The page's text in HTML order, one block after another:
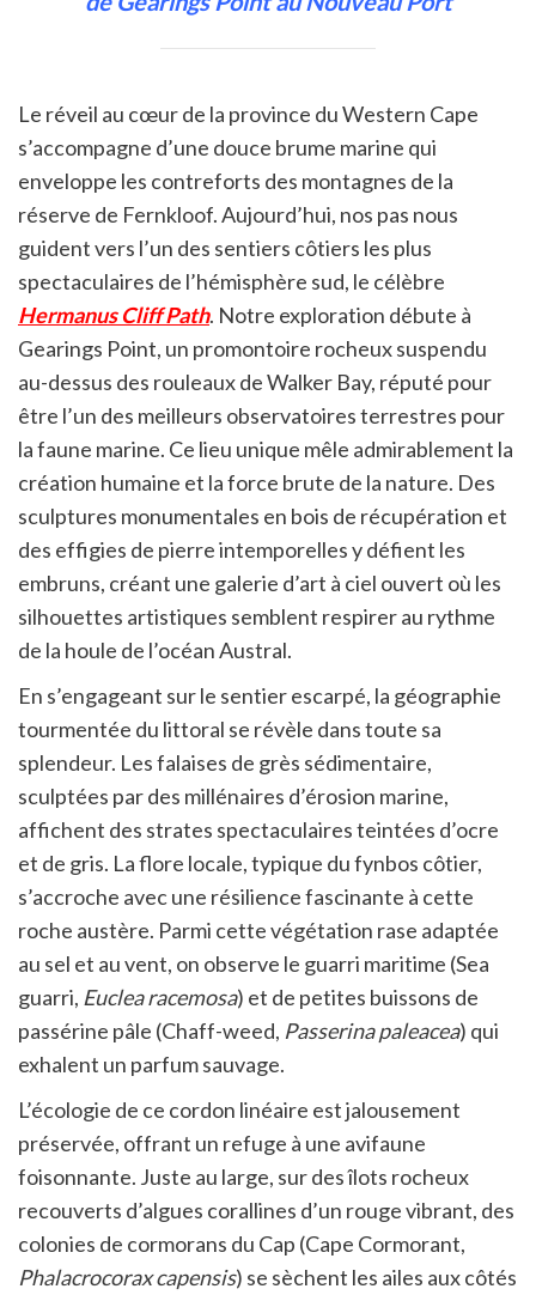
Le réveil au cœur de la province du Western Cape
s’accompagne d’une douce brume marine qui
enveloppe les contreforts des montagnes de la
réserve de Fernkloof. Aujourd’hui, nos pas nous
guident vers l’un des sentiers côtiers les plus
spectaculaires de l’hémisphère sud, le célèbre
Hermanus Cliff Path. Notre exploration débute à
Gearings Point, un promontoire rocheux suspendu
au-dessus des rouleaux de Walker Bay, réputé pour
être l’un des meilleurs observatoires terrestres pour
la faune marine. Ce lieu unique mêle admirablement la
création humaine et la force brute de la nature. Des
sculptures monumentales en bois de récupération et
des effigies de pierre intemporelles y défient les
embruns, créant une galerie d’art à ciel ouvert où les
silhouettes artistiques semblent respirer au rythme
de la houle de l’océan Austral.
En s’engageant sur le sentier escarpé, la géographie
tourmentée du littoral se révèle dans toute sa
splendeur. Les falaises de grès sédimentaire,
sculptées par des millénaires d’érosion marine,
affichent des strates spectaculaires teintées d’ocre
et de gris. La flore locale, typique du fynbos côtier,
s’accroche avec une résilience fascinante à cette
roche austère. Parmi cette végétation rase adaptée
au sel et au vent, on observe le guarri maritime (Sea
guarri, Euclea racemosa) et de petites buissons de
passérine pâle (Chaff-weed, Passerina paleacea) qui
exhalent un parfum sauvage.
L’écologie de ce cordon linéaire est jalousement
préservée, offrant un refuge à une avifaune
foisonnante. Juste au large, sur des îlots rocheux
recouverts d’algues corallines d’un rouge vibrant, des
colonies de cormorans du Cap (Cape Cormorant,
Phalacrocorax capensis) se sèchent les ailes aux côtés